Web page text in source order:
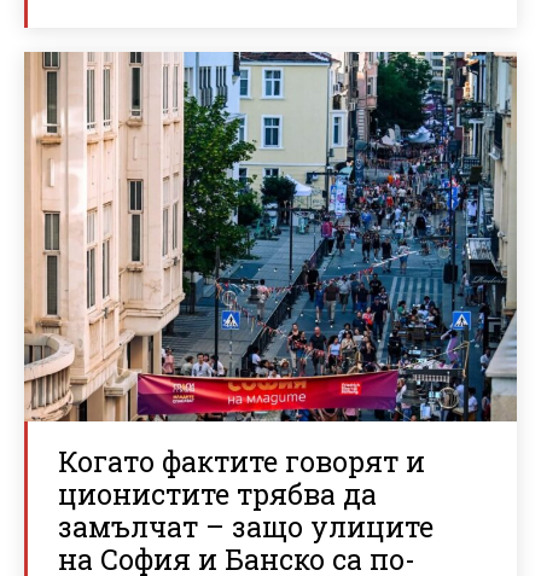
Когато фактите говорят и
ционистите трябва да
замълчат – защо улиците
на София и Банско са по-